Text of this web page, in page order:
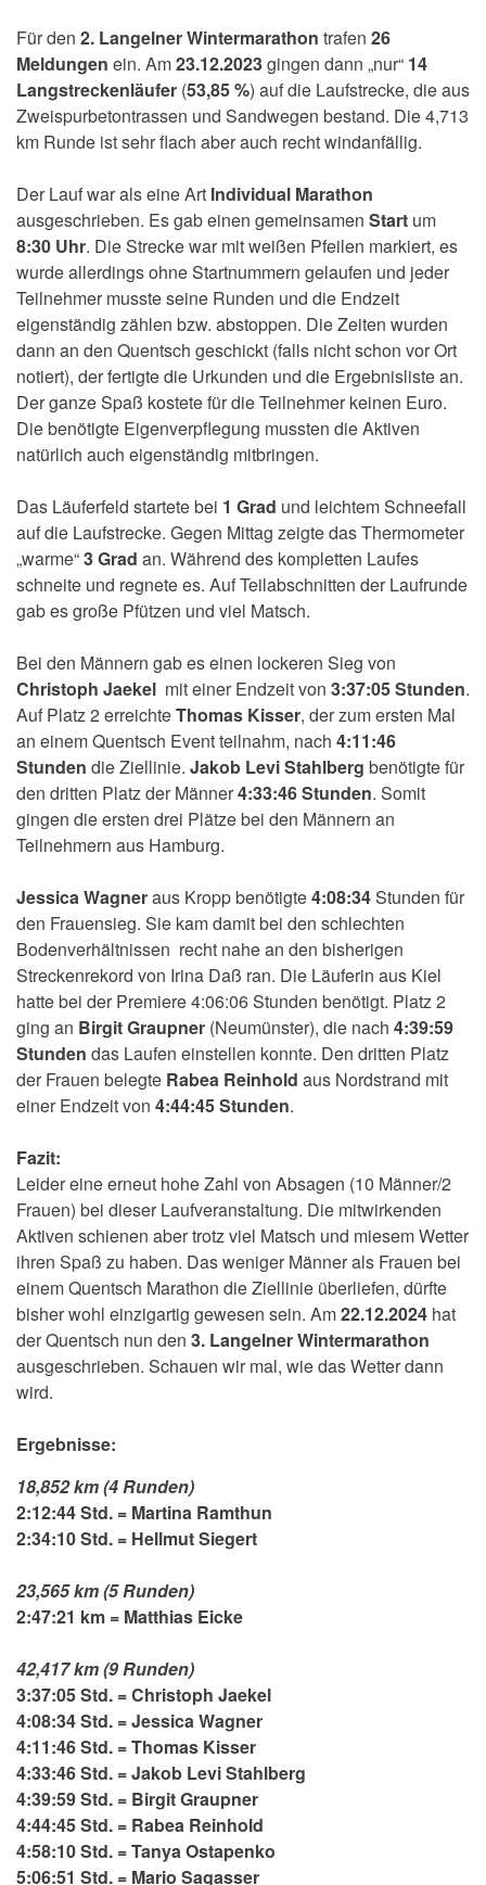
Für den 2. Langelner Wintermarathon trafen 26
Meldungen ein. Am23.12.2023gingen dann „nur“ 14
Langstreckenläufer (53,85 %) auf die Laufstrecke, die aus
Zweispurbetontrassen und Sandwegen bestand. Die 4,713
km Runde ist sehr flach aber auch recht windanfällig.
Der Lauf war als eine Art Individual Marathon
ausgeschrieben. Es gab einen gemeinsamen Start um
8:30 Uhr. Die Strecke war mit weißen Pfeilen markiert, es
wurde allerdings ohne Startnummern gelaufen und jeder
Teilnehmer musste seine Runden und die Endzeit
eigenständig zählen bzw. abstoppen. Die Zeiten wurden
dann an den Quentsch geschickt (falls nicht schon vor Ort
notiert), der fertigte die Urkunden und die Ergebnisliste an.
Der ganze Spaß kostete für die Teilnehmer keinen Euro.
Die benötigte Eigenverpflegung mussten die Aktiven
natürlich auch eigenständig mitbringen.
Das Läuferfeld startete bei 1 Grad und leichtem Schneefall
auf die Laufstrecke. Gegen Mittag zeigte das Thermometer
„warme“3 Grad an. Während des kompletten Laufes
schneite und regnete es. Auf Teilabschnitten der Laufrunde
gab es große Pfützen und viel Matsch.
Bei den Männern gab es einen lockeren Sieg von
Christoph Jaekel mit einer Endzeit von 3:37:05 Stunden.
Auf Platz 2 erreichteThomas Kisser, der zum ersten Mal
an einem Quentsch Event teilnahm, nach 4:11:46
Stunden die Ziellinie. Jakob Levi Stahlberg benötigte für
den dritten Platz der Männer4:33:46 Stunden. Somit
gingen die ersten drei Plätze bei den Männern an
Teilnehmern aus Hamburg.
Jessica Wagneraus Kropp benötigte4:08:34Stunden für
den Frauensieg. Sie kam damit bei den schlechten
Bodenverhältnissen recht nahe an den bisherigen
Streckenrekord von Irina Daß ran. Die Läuferin aus Kiel
hatte bei der Premiere 4:06:06 Stunden benötigt. Platz 2
ging an Birgit Graupner (Neumünster), die nach 4:39:59
Stunden das Laufen einstellen konnte. Den dritten Platz
der Frauen belegte Rabea Reinhold aus Nordstrand mit
einer Endzeit von 4:44:45 Stunden.
Fazit:
Leider eine erneut hohe Zahl von Absagen (10 Männer/2
Frauen) bei dieser Laufveranstaltung. Die mitwirkenden
Aktiven schienen aber trotz viel Matsch und miesem Wetter
ihren Spaß zu haben. Das weniger Männer als Frauen bei
einem Quentsch Marathon die Ziellinie überliefen, dürfte
bisher wohl einzigartig gewesen sein. Am22.12.2024 hat
der Quentsch nun den 3. Langelner Wintermarathon
ausgeschrieben. Schauen wir mal, wie das Wetter dann
wird.
Ergebnisse:
18,852 km (4 Runden)
2:12:44 Std. = Martina Ramthun
2:34:10 Std. = Hellmut Siegert
23,565 km (5 Runden)
2:47:21 km = Matthias Eicke
42,417 km (9 Runden)
3:37:05 Std. = Christoph Jaekel
4:08:34 Std. = Jessica Wagner
4:11:46 Std. = Thomas Kisser
4:33:46 Std. = Jakob Levi Stahlberg
4:39:59 Std. = Birgit Graupner
4:44:45 Std. = Rabea Reinhold
4:58:10 Std. = Tanya Ostapenko
5:06:51 Std. = Mario Sagasser